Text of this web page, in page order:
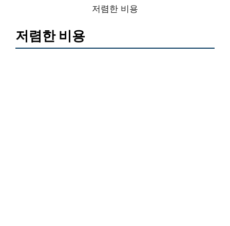
저렴한 비용
저렴한 비용